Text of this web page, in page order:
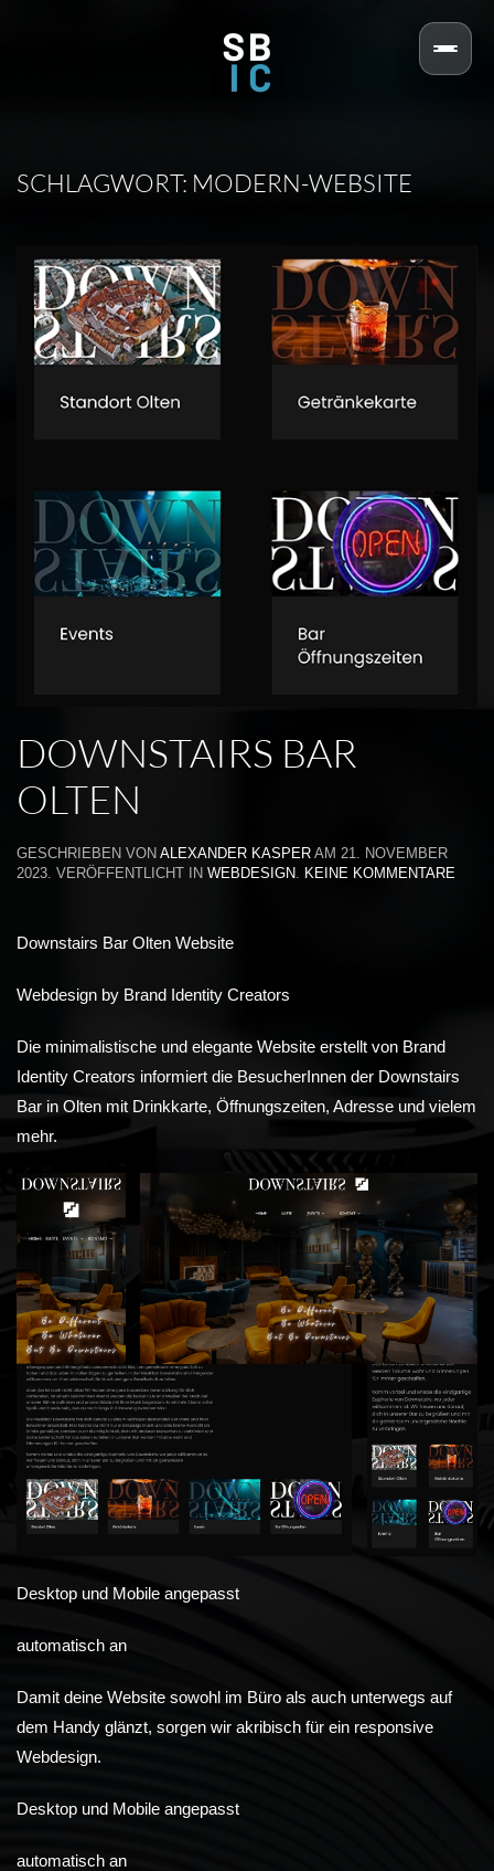
SCHLAGWORT: MODERN-WEBSITE
DOWNSTAIRS BAR
OLTEN
GESCHRIEBEN VON ALEXANDER KASPER AM 21. NOVEMBER
2023. VERÖFFENTLICHT IN WEBDESIGN. KEINE KOMMENTARE
Downstairs Bar Olten Website
Webdesign by Brand Identity Creators
Die minimalistische und elegante Website erstellt von Brand
Identity Creators informiert die BesucherInnen der Downstairs
Bar in Olten mit Drinkkarte, Öffnungszeiten, Adresse und vielem
mehr.
Desktop und Mobile angepasst
automatisch an
Damit deine Website sowohl im Büro als auch unterwegs auf
dem Handy glänzt, sorgen wir akribisch für ein responsive
Webdesign.
Desktop und Mobile angepasst
automatisch an